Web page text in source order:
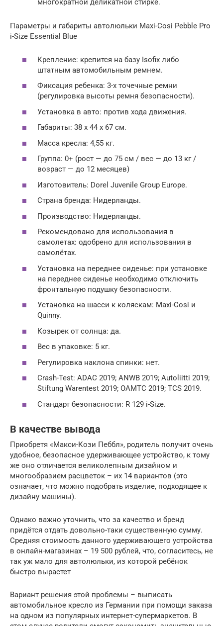
многократной деликатной стирке.
Параметры и габариты автолюльки Maxi-Cosi Pebble Pro
i-Size Essential Blue
Крепление: крепится на базу Isofix либо
штатным автомобильным ремнем.
Фиксация ребенка: 3-х точечные ремни
(регулировка высоты ремня безопасности).
Установка в авто: против хода движения.
Габариты: 38 x 44 x 67 см.
Масса кресла: 4,55 кг.
Группа: 0+ (рост — до 75 см / вес — до 13 кг /
возраст — до 12 месяцев)
Изготовитель: Dorel Juvenile Group Europe.
Страна бренда: Нидерланды.
Производство: Нидерланды.
Рекомендовано для использования в
самолетах: одобрено для использования в
самолётах.
Установка на переднее сиденье: при установке
на переднее сиденье необходимо отключить
фронтальную подушку безопасности.
Установка на шасси к коляскам: Maxi-Cosi и
Quinny.
Козырек от солнца: да.
Вес в упаковке: 5 кг.
Регулировка наклона спинки: нет.
Crash-Test: ADAC 2019; ANWB 2019; Autoliitti 2019;
Stiftung Warentest 2019; OAMTC 2019; TCS 2019.
Стандарт безопасности: R 129 i-Size.
В качестве вывода
Приобретя «Макси-Кози Пеббл», родитель получит очень
удобное, безопасное удерживающее устройство, к тому
же оно отличается великолепным дизайном и
многообразием расцветок – их 14 вариантов (это
означает, что можно подобрать изделие, подходящее к
дизайну машины).
Однако важно уточнить, что за качество и бренд
придётся отдать довольно-таки существенную сумму.
Средняя стоимость данного удерживающего устройства
в онлайн-магазинах – 19 500 рублей, что, согласитесь, не
так уж мало для автолюльки, из которой ребёнок
быстро вырастет
Вариант решения этой проблемы – выписать
автомобильное кресло из Германии при помощи заказа
на одном из популярных интернет-супермаркетов. В